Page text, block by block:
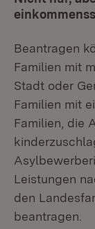
Beantragen
Familien mit
Stadt oder
Familien mit
Familien, die
Leistungen
den
beantragen.